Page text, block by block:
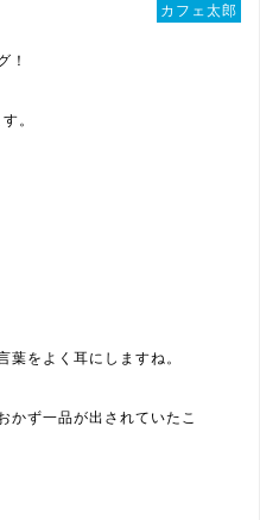
カフェ太郎
！
。
葉をよく耳にしますね。
かず一品が出されていたこ